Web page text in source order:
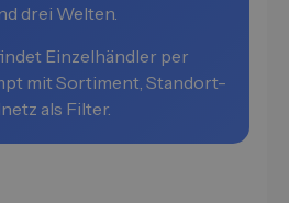
drei Welten.
Einzelhändler per
mit Sortiment, Standort-
als Filter.